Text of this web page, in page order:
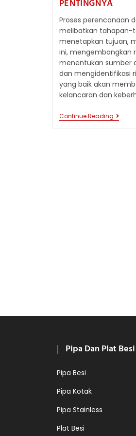
PENTINGNYA
Proses perencanaan
melibatkan tahapan-
menetapkan tujuan,
ini, mengembangkan
menentukan sumber
dan mengidentifikasi
yang baik akan
kelancaran dan
Continue ReadingPROSES
Pipa Dan Plat Besi
Pipa Besi
Pipa Kotak
Pipa Stainless
Plat Besi